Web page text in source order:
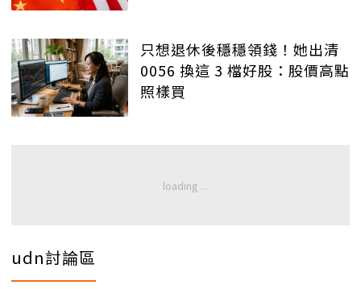
只想退休後穩穩領錢！她出清
0056 換這 3 檔好股：股價高點
照樣買
udn討論區